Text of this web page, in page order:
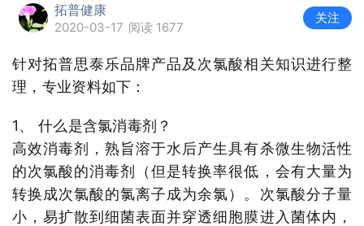
拓普健康
2020-03-17 阅读 1677
关注
针对拓普思泰乐品牌产品及次氯酸相关知识进行整
理，专业资料如下：
1、 什么是含氯消毒剂？
高效消毒剂，熟旨溶于水后产生具有杀微生物活性
的次氯酸的消毒剂（但是转换率很低，会有大量为
转换成次氯酸的氯离子成为余氯）。次氯酸分子量
小，易扩散到细菌表面并穿透细胞膜进入菌体内，